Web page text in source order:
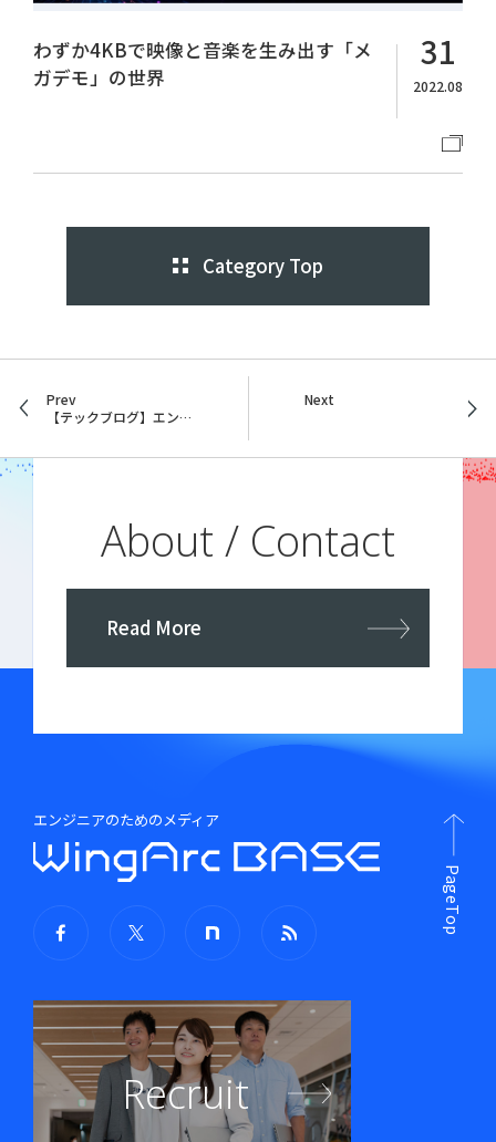
わずか4KBで映像と音楽を生み出す「メ
ガデモ」の世界
31
2022.08
Category Top
Prev
【テックブログ】エンジニアブログをはじめました。
Next
About / Contact
Read More
エンジニアのためのメディア
Recruit
PageTop